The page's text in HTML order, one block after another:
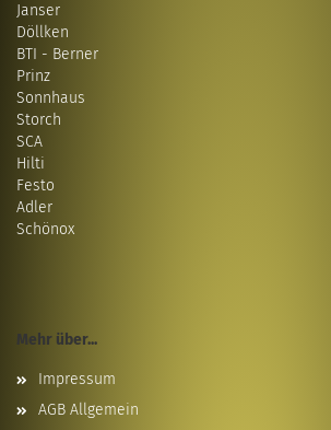
Janser
Döllken
BTI - Berner
Prinz
Sonnhaus
Storch
SCA
Hilti
Festo
Adler
Schönox
Mehr über...
Impressum
AGB Allgemein